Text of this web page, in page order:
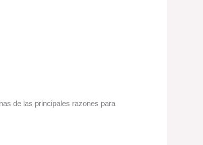
de las principales razones para